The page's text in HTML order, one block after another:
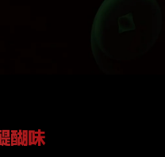
醐味